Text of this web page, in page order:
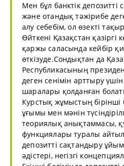
Мен бұл банктік депозитті
және отандық тәжірибе
алу себебім, ол өзекті
Өйткені Қазақстан қазіргі
қаржы саласында кейбір
өткізуде.Сондықтан да
Республикасының
деген сенімін арттыру
шаралары қолданған
Курстық жұмыстың бірінші
ұғымы мен мәнін
теориялық анықтаммасы,
функциялары туралы
депозитті сақтандыру
әдістері, негізгі